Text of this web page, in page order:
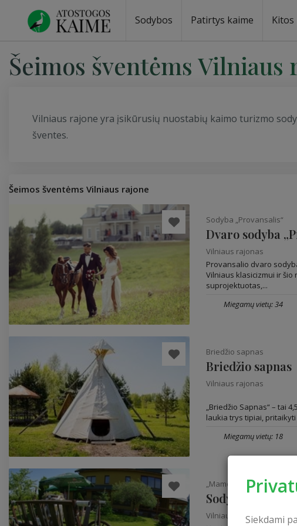
Siekdami
Sodybos Patirtys kaime Kitos
Šeimos šventėms Vilniaus
Vilniaus rajone yra įsikūrusių nuostabių kaimo turizmo
šventes.
Šeimos šventėms Vilniaus rajone
Sodyba „Provansalis“
Dvaro sodyba
Vilniaus rajonas
Provansalio dvaro
Vilniaus klasicizmui ir
suprojektuotas,...
Miegamų vietų: 34
Briedžio sapnas
Briedžio sapnas
Vilniaus rajonas
„Briedžio Sapnas“ – tai
laukia trys tipiai,
Miegamų vietų: 18
„Mamos virtuvė“
Sodyba „Mamos
Vilniaus rajonas